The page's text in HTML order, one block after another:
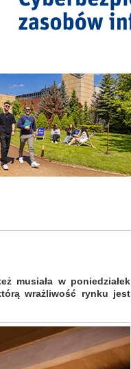
musiała w poniedziałek
wrażliwość rynku jest